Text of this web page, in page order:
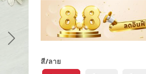
Next
สี/ลาย